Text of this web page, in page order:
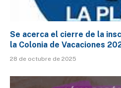
Se acerca el cierre de la
la Colonia de Vacaciones
28 de octubre de 2025